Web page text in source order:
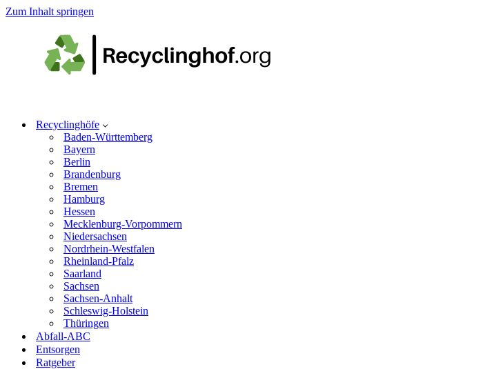
Zum Inhalt springen
Recyclinghöfe
Baden-Württemberg
Bayern
Berlin
Brandenburg
Bremen
Hamburg
Hessen
Mecklenburg-Vorpommern
Niedersachsen
Nordrhein-Westfalen
Rheinland-Pfalz
Saarland
Sachsen
Sachsen-Anhalt
Schleswig-Holstein
Thüringen
Abfall-ABC
Entsorgen
Ratgeber